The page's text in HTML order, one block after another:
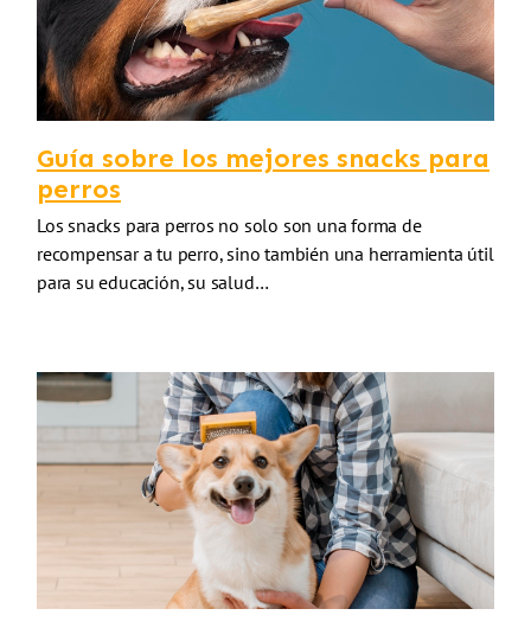
Guía sobre los mejores snacks para
perros
Los snacks para perros no solo son una forma de
recompensar a tu perro, sino también una herramienta útil
para su educación, su salud…